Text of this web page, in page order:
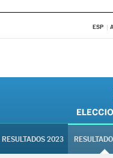
ESP
RESULTADOS 2023